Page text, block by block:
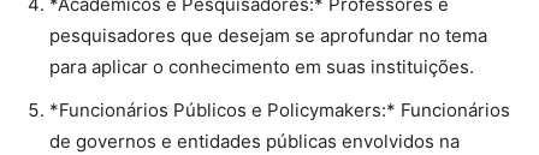
pesquisadores que desejam se aprofundar no tema
para aplicar o conhecimento em suas instituições.
*Funcionários Públicos e Policymakers:* Funcionários
de governos e entidades públicas envolvidos na